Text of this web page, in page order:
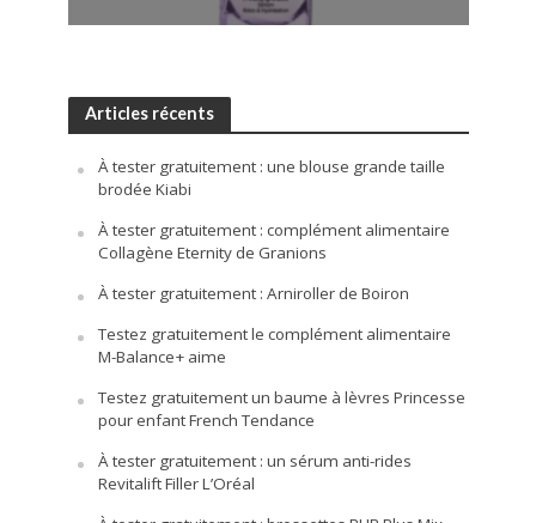
Articles récents
À tester gratuitement : une blouse grande taille
brodée Kiabi
À tester gratuitement : complément alimentaire
Collagène Eternity de Granions
À tester gratuitement : Arniroller de Boiron
Testez gratuitement le complément alimentaire
M-Balance+ aime
Testez gratuitement un baume à lèvres Princesse
pour enfant French Tendance
À tester gratuitement : un sérum anti-rides
Revitalift Filler L’Oréal